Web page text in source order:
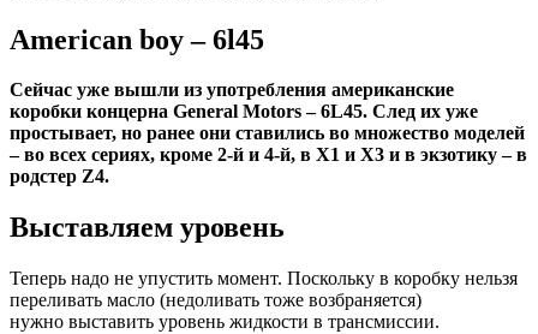
American boy – 6l45
Сейчас уже вышли из употребления американские
коробки концерна General Motors – 6L45. След их уже
простывает, но ранее они ставились во множество моделей
– во всех сериях, кроме 2-й и 4-й, в X1 и X3 и в экзотику – в
родстер Z4.
Выставляем уровень
Теперь надо не упустить момент. Поскольку в коробку нельзя
переливать масло (недоливать тоже возбраняется)
нужно выставить уровень жидкости в трансмиссии.